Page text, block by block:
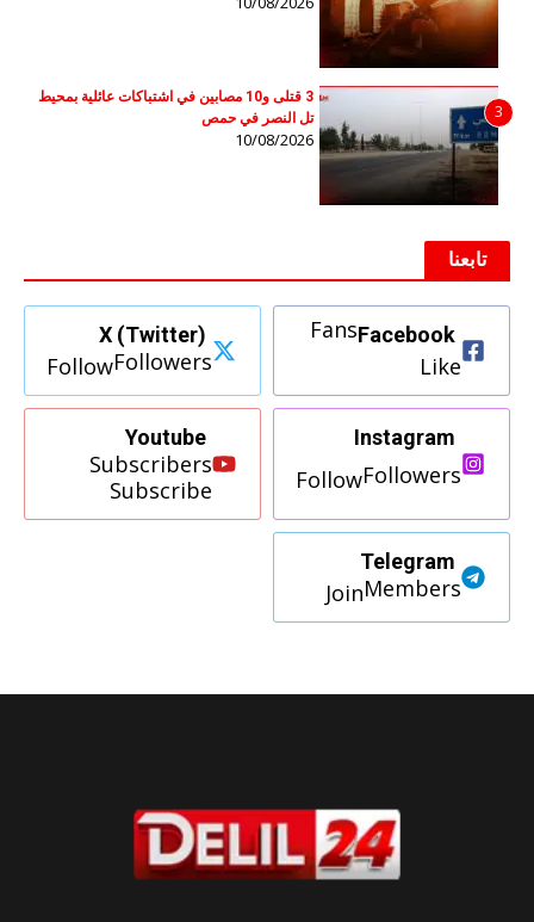
3
3 قتلى و10 مصابين في اشتباكات عائلية بمحيط
تل النصر في حمص
10/08/2026
تابعنا
Facebook
Fans
Like
X (Twitter)
Followers
Follow
Instagram
Followers
Follow
Youtube
Subscribers
Subscribe
Telegram
Members
Join